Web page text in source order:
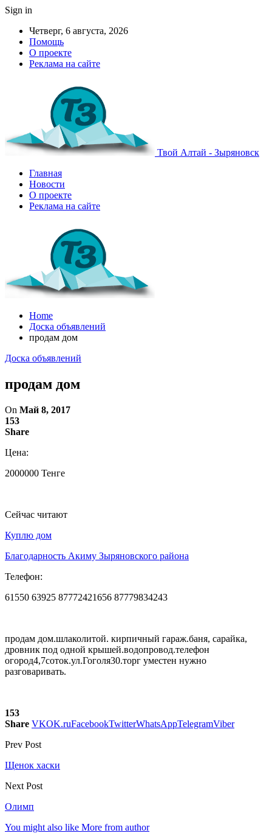
Sign in
Четверг, 6 августа, 2026
Помощь
О проекте
Реклама на сайте
Твой Алтай - Зыряновск
Главная
Новости
О проекте
Реклама на сайте
Home
Доска объявлений
продам дом
Доска объявлений
продам дом
On Май 8, 2017
153
Share
Цена:
2000000 Тенге
Сейчас читают
Куплю дом
Благодарность Акиму Зыряновского района
Телефон:
61550 63925 87772421656 87779834243
продам дом.шлаколитой. кирпичный гараж.баня, сарайка,
дровник под одной крышей.водопровод.телефон
огород4,7соток.ул.Гоголя30.торг уместен нужно
разговаривать.
153
Share VKOK.ruFacebookTwitterWhatsAppTelegramViber
Prev Post
Щенок хаски
Next Post
Олимп
You might also like More from author